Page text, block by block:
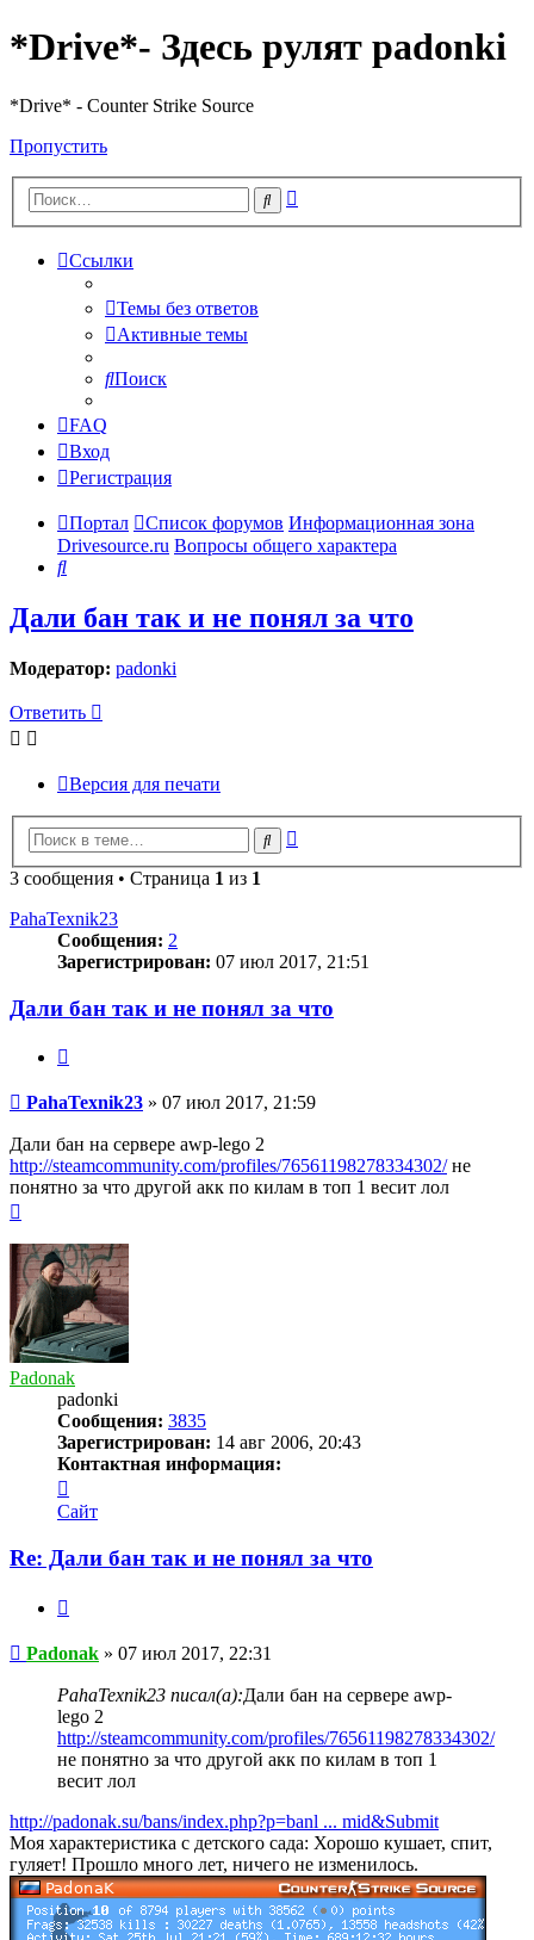
*Drive*- Здесь рулят padonki
*Drive* - Counter Strike Source
Пропустить
Поиск
Ссылки
Темы без ответов
Активные темы
Поиск
FAQ
Вход
Регистрация
Портал Список форумов Информационная зона
Drivesource.ru Вопросы общего характера
Поиск
Дали бан так и не понял за что
Модератор: padonki
Ответить
Версия для печати
Поиск
3 сообщения • Страница 1 из 1
PahaTexnik23
Сообщения: 2
Зарегистрирован: 07 июл 2017, 21:51
Дали бан так и не понял за что
Сообщение
PahaTexnik23 » 07 июл 2017, 21:59
Дали бан на сервере awp-lego 2
http://steamcommunity.com/profiles/76561198278334302/не
понятно за что другой акк по килам в топ 1 весит лол
началу
Padonak
padonki
Сообщения: 3835
Зарегистрирован: 14 авг 2006, 20:43
Контактная информация:
информация
пользователя
Padonak
Сайт
Re: Дали бан так и не понял за что
Сообщение
Padonak » 07 июл 2017, 22:31
PahaTexnik23 писал(а):Дали бан на сервере awp-
lego 2
http://steamcommunity.com/profiles/76561198278334302/
не понятно за что другой акк по килам в топ 1
весит лол
http://padonak.su/bans/index.php?p=banl ... mid&Submit
Моя характеристика с детского сада: Хорошо кушает, спит,
гуляет! Прошло много лет, ничего не изменилось.